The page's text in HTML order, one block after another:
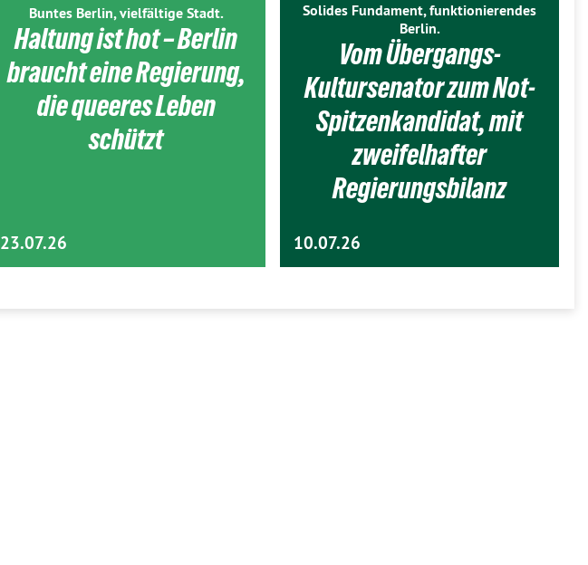
Buntes Berlin, vielfältige Stadt.
Haltung ist hot – Berlin
braucht eine Regierung,
die queeres Leben
schützt
23.07.26
Solides Fundament, funktionierendes
Berlin.
Vom Übergangs-
Kultursenator zum Not-
Spitzenkandidat, mit
zweifelhafter
Regierungsbilanz
10.07.26